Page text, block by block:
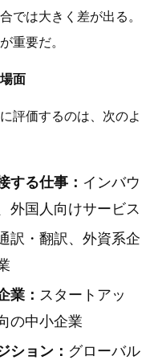
では大きく差が出る。
重要だ。
面
評価するのは、次のよ
する仕事： インバウ
外国人向けサービス
訳・翻訳、外資系企
業： スタートアッ
の中小企業
ション： グローバル